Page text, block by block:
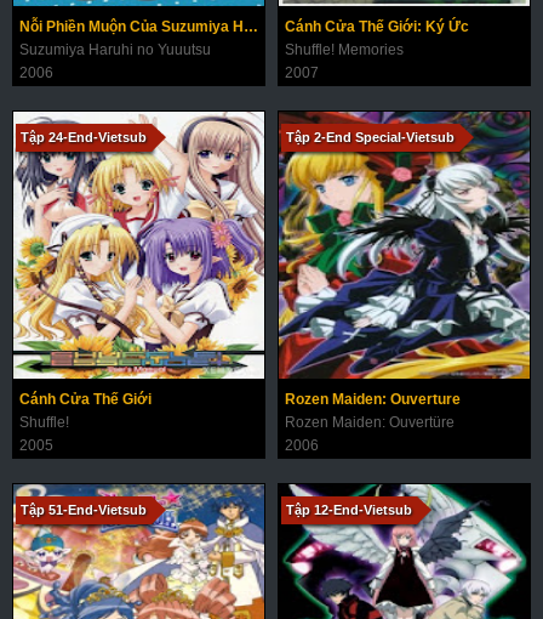
Nỗi Phiền Muộn Của Suzumiya Haruhi (Phần 1)
Suzumiya Haruhi no Yuuutsu
2006
Cánh Cửa Thế Giới: Ký Ức
Shuffle! Memories
2007
Tập 24-End-Vietsub
Cánh Cửa Thế Giới
Shuffle!
2005
Tập 2-End Special-Vietsub
Rozen Maiden: Ouverture
Rozen Maiden: Ouvertüre
2006
Tập 51-End-Vietsub Tập 12-End-Vietsub